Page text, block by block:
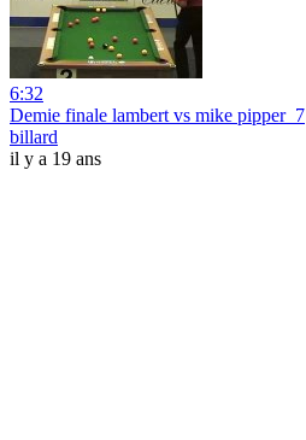
6:32
Demie finale lambert vs mike pipper_7
billard
il y a 19 ans